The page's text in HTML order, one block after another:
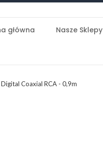
główna Nasze Sklepy
Coaxial RCA - 0,9m